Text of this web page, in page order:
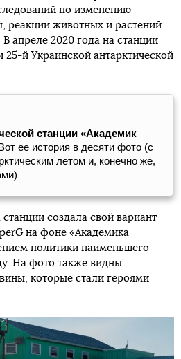
по изменению
реакции животных и растений
апреле 2020 года на станции
25-й Украинской антарктической
станции «Академик
ее история в десяти фото (с
летом и, конечно же,
создала свой вариант
на фоне «Академика
политики наименьшего
На фото также видны
которые стали героями